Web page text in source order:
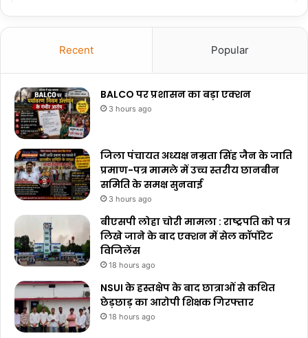
Recent Popular
BALCO पर प्रशासन का बड़ा एक्शन
3 hours ago
जिला पंचायत अध्यक्ष नम्रता सिंह जैन के जाति
प्रमाण-पत्र मामले में उच्च स्तरीय छानबीन
समिति के समक्ष सुनवाई
3 hours ago
बीएसपी लोहा चोरी मामला : राष्ट्रपति को पत्र
लिखे जाने के बाद एक्शन में सेल कॉर्पोरेट
विजिलेंस
18 hours ago
NSUI के हस्तक्षेप के बाद छात्राओं से कथित
छेड़छाड़ का आरोपी शिक्षक गिरफ्तार
18 hours ago